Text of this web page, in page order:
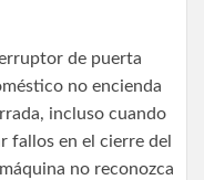
de puerta
no encienda
incluso cuando
fallos en el cierre del
no reconozca